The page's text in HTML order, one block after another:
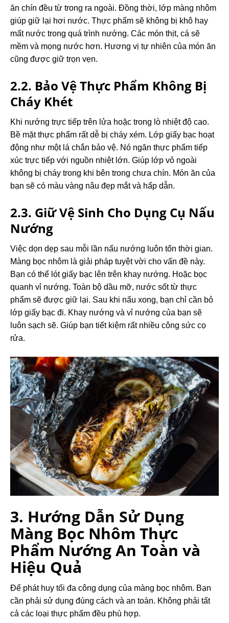
ăn chín đều từ trong ra ngoài. Đồng thời, lớp màng nhôm
giúp giữ lại hơi nước. Thực phẩm sẽ không bị khô hay
mất nước trong quá trình nướng. Các món thịt, cá sẽ
mềm và mọng nước hơn. Hương vị tự nhiên của món ăn
cũng được giữ trọn vẹn.
2.2. Bảo Vệ Thực Phẩm Không Bị
Cháy Khét
Khi nướng trực tiếp trên lửa hoặc trong lò nhiệt độ cao.
Bề mặt thực phẩm rất dễ bị cháy xém. Lớp giấy bạc hoạt
động như một lá chắn bảo vệ. Nó ngăn thực phẩm tiếp
xúc trực tiếp với nguồn nhiệt lớn. Giúp lớp vỏ ngoài
không bị cháy trong khi bên trong chưa chín. Món ăn của
bạn sẽ có màu vàng nâu đẹp mắt và hấp dẫn.
2.3. Giữ Vệ Sinh Cho Dụng Cụ Nấu
Nướng
Việc dọn dẹp sau mỗi lần nấu nướng luôn tốn thời gian.
Màng bọc nhôm là giải pháp tuyệt vời cho vấn đề này.
Bạn có thể lót giấy bạc lên trên khay nướng. Hoặc bọc
quanh vỉ nướng. Toàn bộ dầu mỡ, nước sốt từ thực
phẩm sẽ được giữ lại. Sau khi nấu xong, bạn chỉ cần bỏ
lớp giấy bạc đi. Khay nướng và vỉ nướng của bạn sẽ
luôn sạch sẽ. Giúp bạn tiết kiệm rất nhiều công sức cọ
rửa.
3. Hướng Dẫn Sử Dụng
Màng Bọc Nhôm Thực
Phẩm Nướng An Toàn và
Hiệu Quả
Để phát huy tối đa công dụng của màng bọc nhôm. Bạn
cần phải sử dụng đúng cách và an toàn. Không phải tất
cả các loại thực phẩm đều phù hợp.